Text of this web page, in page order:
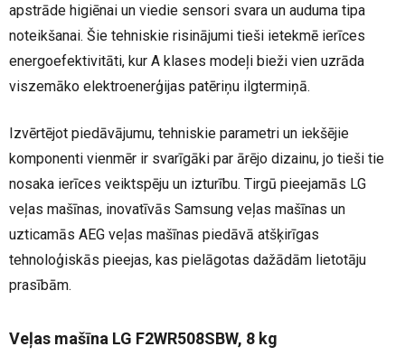
apstrāde higiēnai un viedie sensori svara un auduma tipa
noteikšanai. Šie tehniskie risinājumi tieši ietekmē ierīces
energoefektivitāti, kur A klases modeļi bieži vien uzrāda
viszemāko elektroenerģijas patēriņu ilgtermiņā.
Izvērtējot piedāvājumu, tehniskie parametri un iekšējie
komponenti vienmēr ir svarīgāki par ārējo dizainu, jo tieši tie
nosaka ierīces veiktspēju un izturību. Tirgū pieejamās LG
veļas mašīnas, inovatīvās Samsung veļas mašīnas un
uzticamās AEG veļas mašīnas piedāvā atšķirīgas
tehnoloģiskās pieejas, kas pielāgotas dažādām lietotāju
prasībām.
Veļas mašīna LG F2WR508SBW, 8 kg